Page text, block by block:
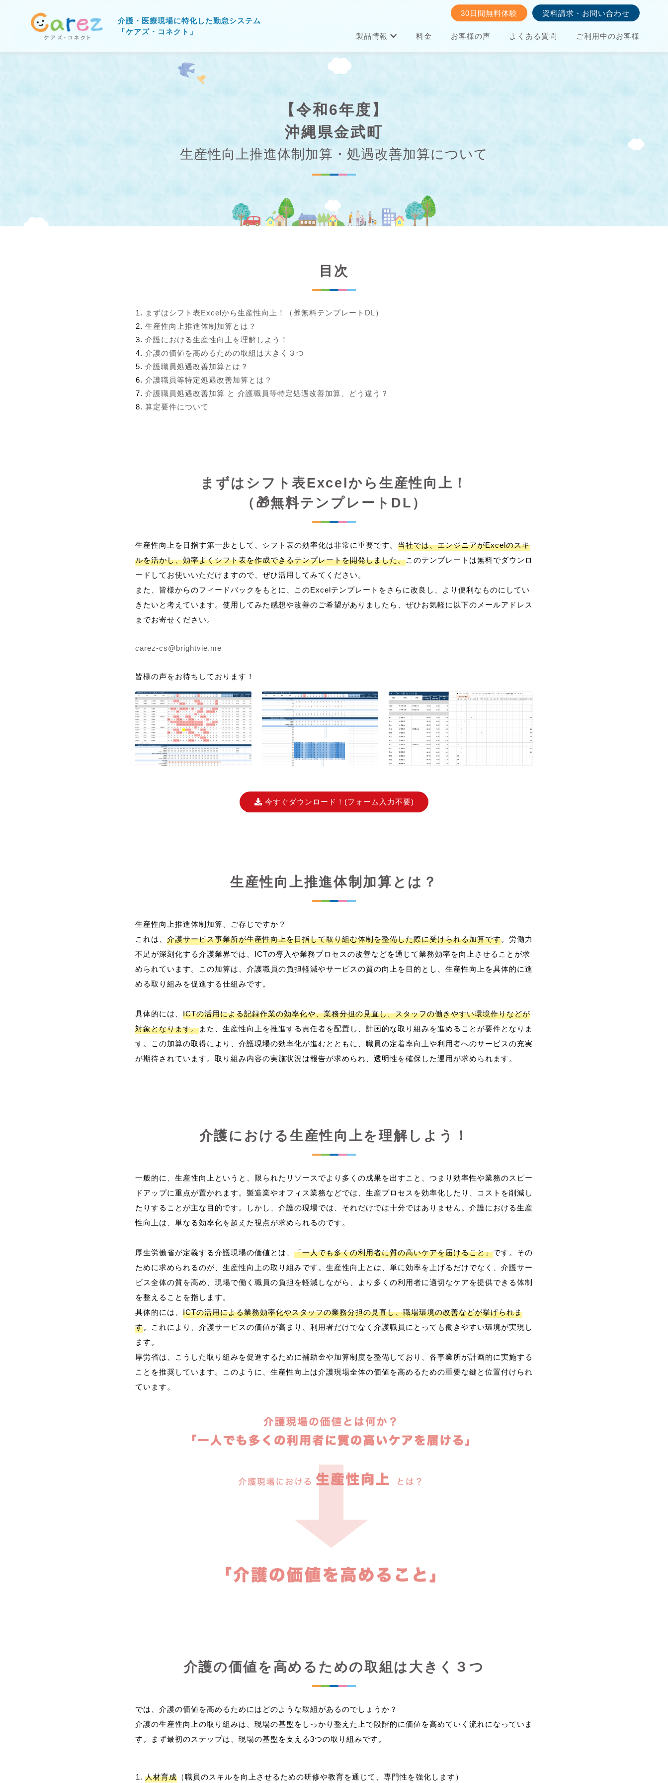
介護・医療現場に特化した勤怠システム
「ケアズ・コネクト」
製品情報 料金 お客様の声 よくある質問 ご利用中のお客様
30日間無料体験 資料請求・お問い合わせ
【令和6年度】
沖縄県金武町
生産性向上推進体制加算・処遇改善加算について
目次
まずはシフト表Excelから生産性向上！（🎁無料テンプレートDL）
生産性向上推進体制加算とは？
介護における生産性向上を理解しよう！
介護の価値を高めるための取組は大きく３つ
介護職員処遇改善加算とは？
介護職員等特定処遇改善加算とは？
介護職員処遇改善加算 と 介護職員等特定処遇改善加算、どう違う？
算定要件について
まずはシフト表Excelから生産性向上！
（🎁無料テンプレートDL）
生産性向上を目指す第一歩として、シフト表の効率化は非常に重要です。 当社では、エンジニアがExcelのスキ
ルを活かし、効率よくシフト表を作成できるテンプレートを開発しました。このテンプレートは無料でダウンロ
ードしてお使いいただけますので、ぜひ活用してみてください。
また、皆様からのフィードバックをもとに、このExcelテンプレートをさらに改良し、より便利なものにしてい
きたいと考えています。使用してみた感想や改善のご希望がありましたら、ぜひお気軽に以下のメールアドレス
までお寄せください。
carez-cs@brightvie.me
皆様の声をお待ちしております！
今すぐダウンロード！ (フォーム入力不要)
生産性向上推進体制加算とは？
生産性向上推進体制加算、ご存じですか？
これは、 介護サービス事業所が生産性向上を目指して取り組む体制を整備した際に受けられる加算です。労働力
不足が深刻化する介護業界では、ICTの導入や業務プロセスの改善などを通じて業務効率を向上させることが求
められています。この加算は、介護職員の負担軽減やサービスの質の向上を目的とし、生産性向上を具体的に進
める取り組みを促進する仕組みです。
具体的には、 ICTの活用による記録作業の効率化や、業務分担の見直し、スタッフの働きやすい環境作りなどが
対象となります。また、生産性向上を推進する責任者を配置し、計画的な取り組みを進めることが要件となりま
す。この加算の取得により、介護現場の効率化が進むとともに、職員の定着率向上や利用者へのサービスの充実
介護における生産性向上を理解しよう！
一般的に、生産性向上というと、限られたリソースでより多くの成果を出すこと、つまり効率性や業務のスピー
ドアップに重点が置かれます。製造業やオフィス業務などでは、生産プロセスを効率化したり、コストを削減し
たりすることが主な目的です。しかし、介護の現場では、それだけでは十分ではありません。介護における生産
性向上は、単なる効率化を超えた視点が求められるのです。
厚生労働省が定義する介護現場の価値とは、 「一人でも多くの利用者に質の高いケアを届けること」です。その
ために求められるのが、生産性向上の取り組みです。生産性向上とは、単に効率を上げるだけでなく、介護サー
ビス全体の質を高め、現場で働く職員の負担を軽減しながら、より多くの利用者に適切なケアを提供できる体制
を整えることを指します。
具体的には、 ICTの活用による業務効率化やスタッフの業務分担の見直し、職場環境の改善などが挙げられま
す。これにより、介護サービスの価値が高まり、利用者だけでなく介護職員にとっても働きやすい環境が実現し
ます。
厚労省は、こうした取り組みを促進するために補助金や加算制度を整備しており、各事業所が計画的に実施する
ことを推奨しています。このように、生産性向上は介護現場全体の価値を高めるための重要な鍵と位置付けられ
介護の価値を高めるための取組は大きく３つ
では、介護の価値を高めるためにはどのような取組があるのでしょうか？
介護の生産性向上の取り組みは、現場の基盤をしっかり整えた上で段階的に価値を高めていく流れになっていま
人材育成 （職員のスキルを向上させるための研修や教育を通じて、専門性を強化します）